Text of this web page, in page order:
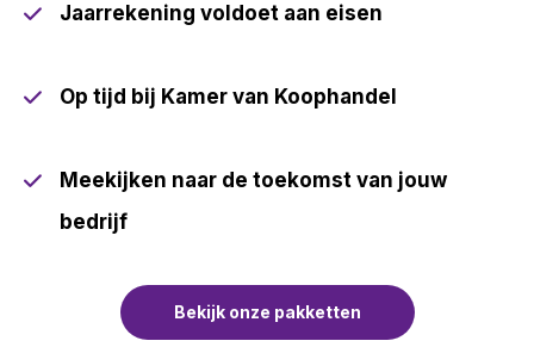
Jaarrekening voldoet aan eisen
Op tijd bij Kamer van Koophandel
Meekijken naar de toekomst van jouw
bedrijf
Bekijk onze pakketten